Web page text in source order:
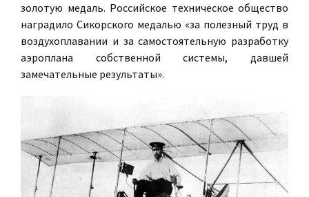
золотую медаль. Российское техническое общество
наградило Сикорского медалью «за полезный труд в
воздухоплавании и за самостоятельную разработку
аэроплана собственной системы, давшей
замечательные результаты».